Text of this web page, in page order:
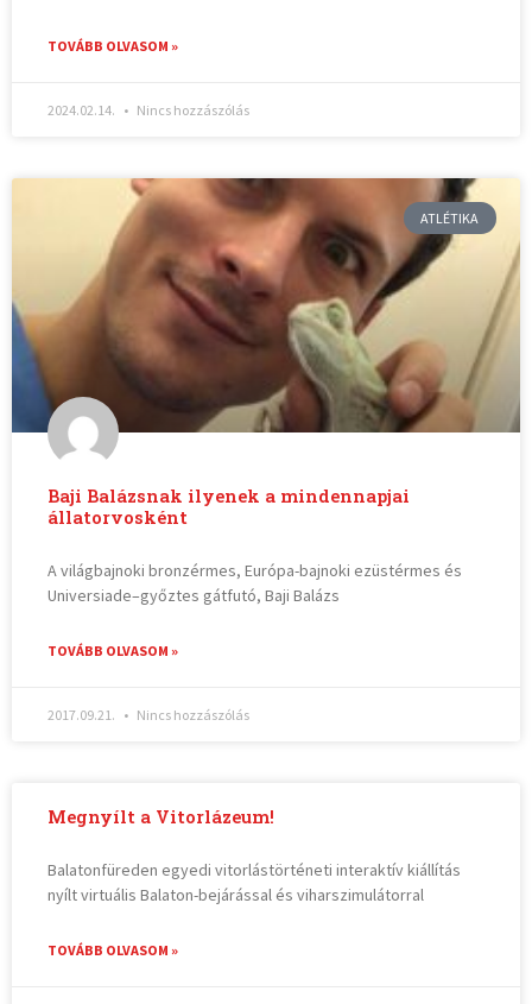
TOVÁBB OLVASOM »
2024.02.14. Nincs hozzászólás
ATLÉTIKA
Baji Balázsnak ilyenek a mindennapjai
állatorvosként
A világbajnoki bronzérmes, Európa-bajnoki ezüstérmes és
Universiade–győztes gátfutó, Baji Balázs
TOVÁBB OLVASOM »
2017.09.21. Nincs hozzászólás
Megnyílt a Vitorlázeum!
Balatonfüreden egyedi vitorlástörténeti interaktív kiállítás
nyílt virtuális Balaton-bejárással és viharszimulátorral
TOVÁBB OLVASOM »